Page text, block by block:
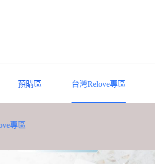
預購區 台灣Relove專區
專區